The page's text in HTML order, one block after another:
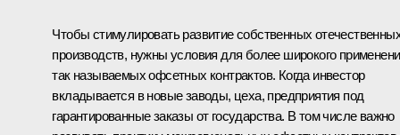
Чтобы стимулировать развитие собственных
производств, нужны условия для более широкого
так называемых офсетных контрактов. Когда инвестор
вкладывается в новые заводы, цеха, предприятия под
гарантированные заказы от государства. В том числе важно